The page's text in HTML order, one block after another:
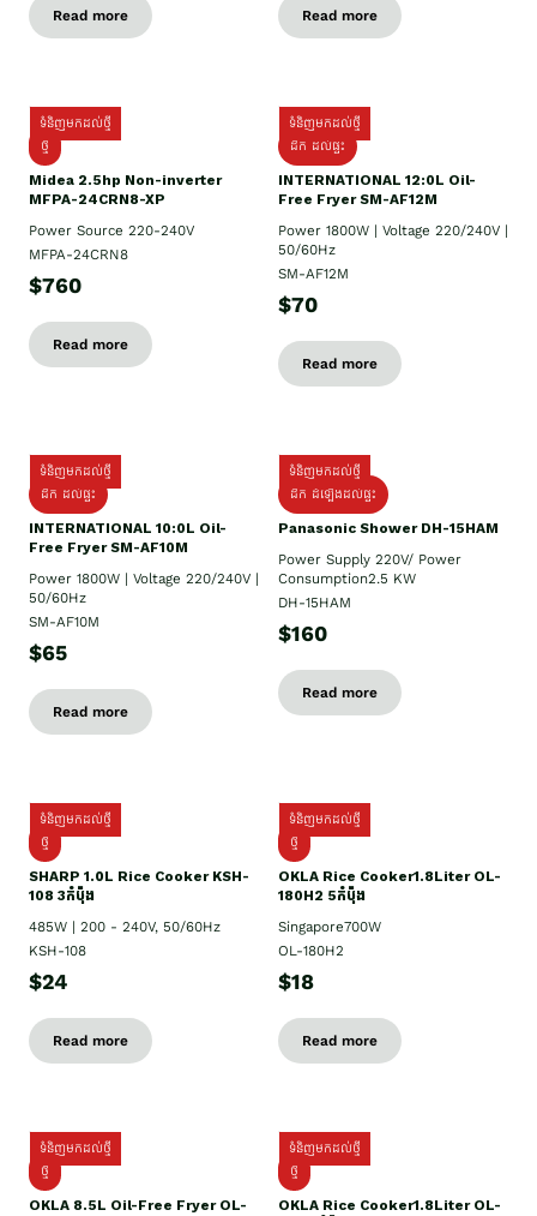
Read more Read more
ទំនិញមកដល់ថ្មី
ថ្មី
Midea 2.5hp Non-inverter
MFPA-24CRN8-XP
Power Source 220-240V
MFPA-24CRN8
$760
Read more
ទំនិញមកដល់ថ្មី
ដឹក​ ដល់ផ្ទះ
INTERNATIONAL 12:0L Oil-
Free Fryer SM-AF12M
Power 1800W | Voltage 220/240V |
50/60Hz
SM-AF12M
$70
Read more
ទំនិញមកដល់ថ្មី
ដឹក ដល់ផ្ទះ
INTERNATIONAL 10:0L Oil-
Free Fryer SM-AF10M
Power 1800W | Voltage 220/240V |
50/60Hz
SM-AF10M
$65
Read more
ទំនិញមកដល់ថ្មី
ដឹក ដំឡើងដល់ផ្ទះ
Panasonic Shower DH-15HAM
Power Supply​ 220V/ Power
Consumption2.5 KW
DH-15HAM
$160
Read more
ទំនិញមកដល់ថ្មី
ថ្មី
SHARP 1.០L Rice Cooker KSH-
108 3កំប៉ុង
485W | 200 - 240V, 50/60Hz
KSH-108
$24
Read more
ទំនិញមកដល់ថ្មី
ថ្មី
OKLA Rice Cooker1.8Liter OL-
180H2 5កំប៉ុង
Singapore700W
OL-180H2
$18
Read more
ទំនិញមកដល់ថ្មី
ថ្មី
OKLA 8.5L Oil-Free Fryer OL-
ទំនិញមកដល់ថ្មី
ថ្មី
OKLA Rice Cooker1.8Liter OL-